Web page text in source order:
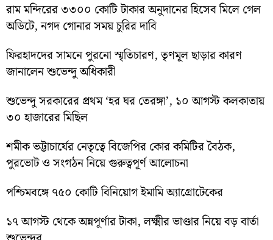
রাম মন্দিরের ৩৩০০ কোটি টাকার অনুদানের হিসেব মিলে গেল
অডিটে, নগদ গোনার সময় চুরির দাবি
ফিরহাদদের সামনে পুরনো স্মৃতিচারণ, তৃণমূল ছাড়ার কারণ
জানালেন শুভেন্দু অধিকারী
শুভেন্দু সরকারের প্রথম ‘হর ঘর তেরঙ্গা’, ১০ আগস্ট কলকাতায়
৩০ হাজারের মিছিল
শমীক ভট্টাচার্যের নেতৃত্বে বিজেপির কোর কমিটির বৈঠক,
পুরভোট ও সংগঠন নিয়ে গুরুত্বপূর্ণ আলোচনা
পশ্চিমবঙ্গে ৭৫০ কোটি বিনিয়োগ ইমামি অ্যাগ্রোটেকের
১৭ আগস্ট থেকে অন্নপূর্ণার টাকা, লক্ষ্মীর ভাণ্ডার নিয়ে বড় বার্তা